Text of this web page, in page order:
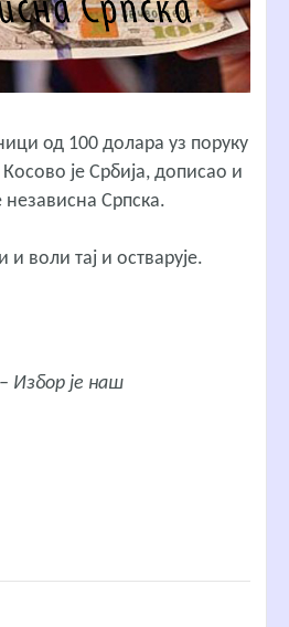
од 100 долара уз поруку
је Србија, дописао и
независна Српска.
и воли тај и остварује.
Избор је наш